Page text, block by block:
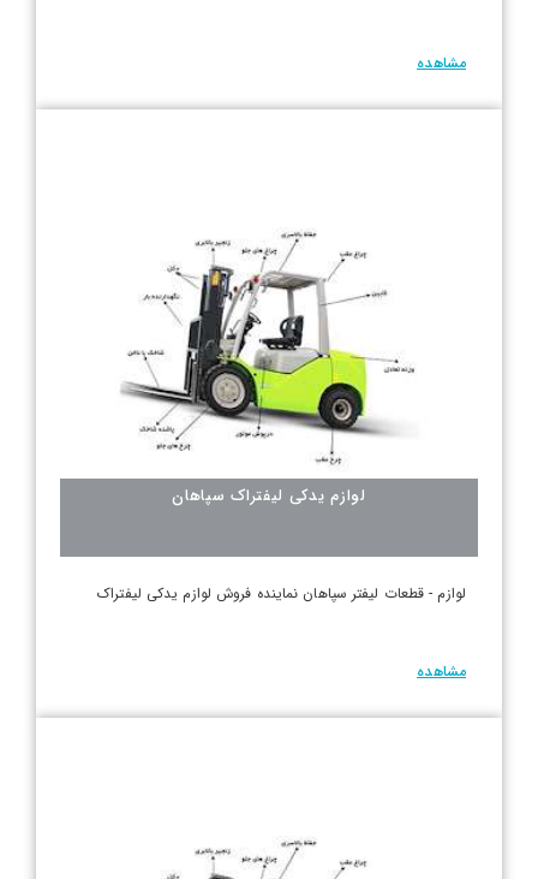
مشاهده
لوازم یدکی لیفتراک سپاهان
لوازم - قطعات لیفتر سپاهان نماینده فروش لوازم یدکی لیفتراک
مشاهده